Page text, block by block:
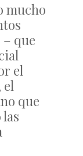
mucho
que
el
el
que